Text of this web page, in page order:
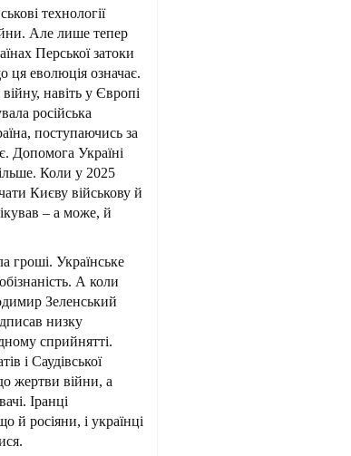
технології
Але лише тепер
Перської затоки
ця еволюція означає.
навіть у Європі
російська
поступаючись за
Допомога Україні
Коли у 2025
Києву військову й
– а може, й
гроші. Українське
А коли
Зеленський
низку
сприйнятті.
і Саудівської
жертви війни, а
Іранці
й росіяни, і українці